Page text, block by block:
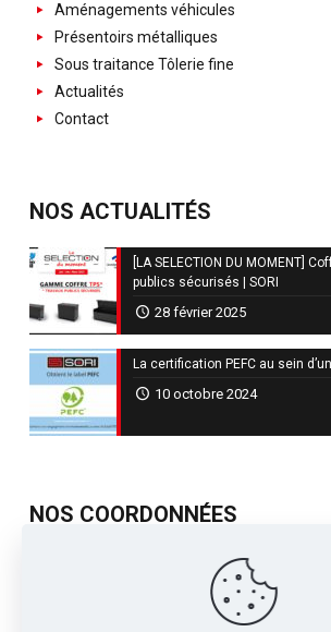
Aménagements véhicules
Présentoirs métalliques
Sous traitance Tôlerie fine
Actualités
Contact
NOS ACTUALITÉS
[LA SELECTION DU MOMENT]
publics sécurisés | SORI
28 février 2025
La certification PEFC au sein
10 octobre 2024
NOS COORDONNÉES
717, Avenue de St Quentin